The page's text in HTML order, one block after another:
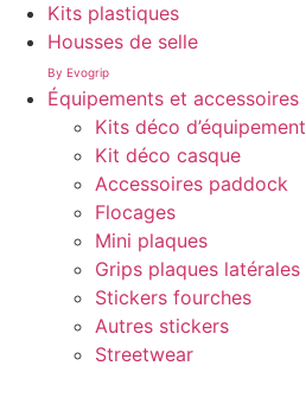
Kits plastiques
Housses de selle
By Evogrip
Équipements et accessoires
Kits déco d’équipement
Kit déco casque
Accessoires paddock
Flocages
Mini plaques
Grips plaques latérales
Stickers fourches
Autres stickers
Streetwear